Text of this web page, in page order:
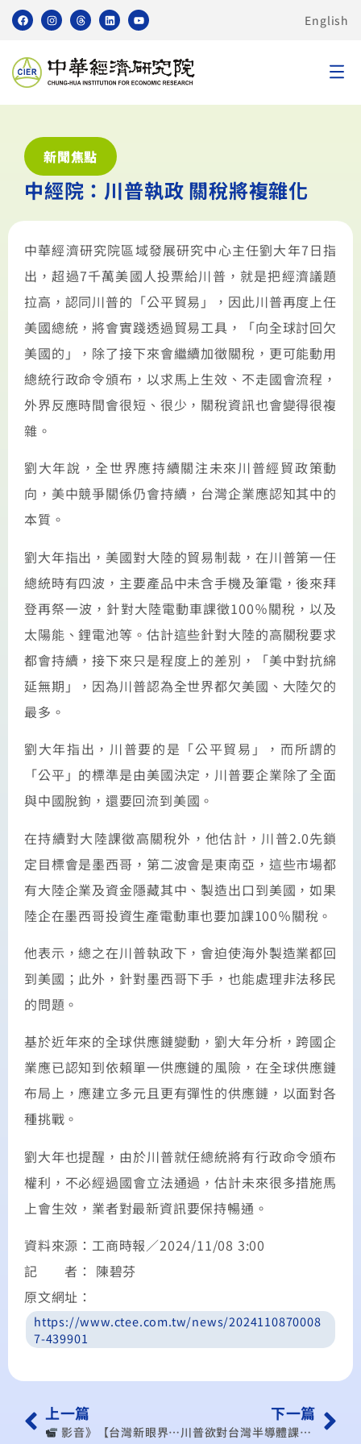
English
新聞焦點
中經院：川普執政 關稅將複雜化
中華經濟研究院區域發展研究中心主任劉大年7日指
出，超過7千萬美國人投票給川普，就是把經濟議題
拉高，認同川普的「公平貿易」，因此川普再度上任
美國總統，將會實踐透過貿易工具，「向全球討回欠
美國的」，除了接下來會繼續加徵關稅，更可能動用
總統行政命令頒布，以求馬上生效、不走國會流程，
外界反應時間會很短、很少，關稅資訊也會變得很複
雜。
劉大年說，全世界應持續關注未來川普經貿政策動
向，美中競爭關係仍會持續，台灣企業應認知其中的
本質。
劉大年指出，美國對大陸的貿易制裁，在川普第一任
總統時有四波，主要產品中未含手機及筆電，後來拜
登再祭一波，針對大陸電動車課徵100％關稅，以及
太陽能、鋰電池等。估計這些針對大陸的高關稅要求
都會持續，接下來只是程度上的差別，「美中對抗綿
延無期」，因為川普認為全世界都欠美國、大陸欠的
最多。
劉大年指出，川普要的是「公平貿易」，而所謂的
「公平」的標準是由美國決定，川普要企業除了全面
與中國脫鉤，還要回流到美國。
在持續對大陸課徵高關稅外，他估計，川普2.0先鎖
定目標會是墨西哥，第二波會是東南亞，這些市場都
有大陸企業及資金隱藏其中、製造出口到美國，如果
陸企在墨西哥投資生產電動車也要加課100％關稅。
他表示，總之在川普執政下，會迫使海外製造業都回
到美國；此外，針對墨西哥下手，也能處理非法移民
的問題。
基於近年來的全球供應鏈變動，劉大年分析，跨國企
業應已認知到依賴單一供應鏈的風險，在全球供應鏈
布局上，應建立多元且更有彈性的供應鏈，以面對各
種挑戰。
劉大年也提醒，由於川普就任總統將有行政命令頒布
權利，不必經過國會立法通過，估計未來很多措施馬
上會生效，業者對最新資訊要保持暢通。
資料來源：工商時報／2024/11/08 3:00
記 者： 陳碧芬
原文網址：
https://www.ctee.com.tw/news/2024110870008
7-439901
上一篇
︎ 影音》【台灣新眼界】20241107 川普2.0!經濟起風颱?減稅+關稅!貿易戰爭來矣?美國經濟會較好? （出處：公視台語台-台灣新眼界）
下一篇
川普欲對台灣半導體課稅 學者：先進製程衝擊小 成熟製程衝擊大